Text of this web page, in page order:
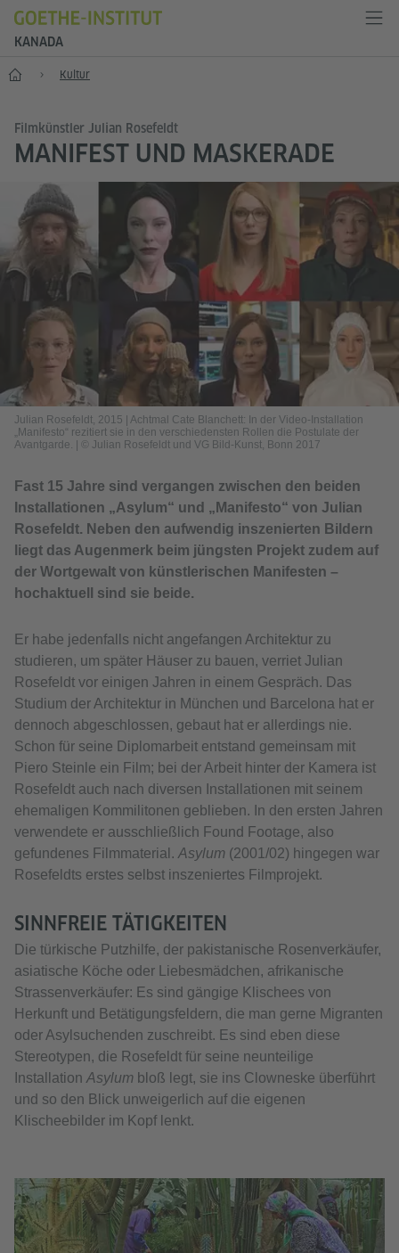
KANADA
Start Kultur
Filmkünstler Julian Rosefeldt
MANIFEST UND MASKERADE
Julian Rosefeldt, 2015 | Achtmal Cate Blanchett: In der Video-Installation
„Manifesto“ rezitiert sie in den verschiedensten Rollen die Postulate der
Avantgarde.
© Julian Rosefeldt und VG Bild-Kunst, Bonn 2017
Fast 15 Jahre sind vergangen zwischen den beiden
Installationen „Asylum“ und „Manifesto“ von Julian
Rosefeldt. Neben den aufwendig inszenierten Bildern
liegt das Augenmerk beim jüngsten Projekt zudem auf
der Wortgewalt von künstlerischen Manifesten –
hochaktuell sind sie beide.
Er habe jedenfalls nicht angefangen Architektur zu
studieren, um später Häuser zu bauen, verriet Julian
Rosefeldt vor einigen Jahren in einem Gespräch. Das
Studium der Architektur in München und Barcelona hat er
dennoch abgeschlossen, gebaut hat er allerdings nie.
Schon für seine Diplomarbeit entstand gemeinsam mit
Piero Steinle ein Film; bei der Arbeit hinter der Kamera ist
Rosefeldt auch nach diversen Installationen mit seinem
ehemaligen Kommilitonen geblieben. In den ersten Jahren
verwendete er ausschließlich Found Footage, also
gefundenes Filmmaterial. Asylum (2001/02) hingegen war
Rosefeldts erstes selbst inszeniertes Filmprojekt.
SINNFREIE TÄTIGKEITEN
Die türkische Putzhilfe, der pakistanische Rosenverkäufer,
asiatische Köche oder Liebesmädchen, afrikanische
Strassenverkäufer: Es sind gängige Klischees von
Herkunft und Betätigungsfeldern, die man gerne Migranten
oder Asylsuchenden zuschreibt. Es sind eben diese
Stereotypen, die Rosefeldt für seine neunteilige
Installation Asylum bloß legt, sie ins Clowneske überführt
und so den Blick unweigerlich auf die eigenen
Klischeebilder im Kopf lenkt.